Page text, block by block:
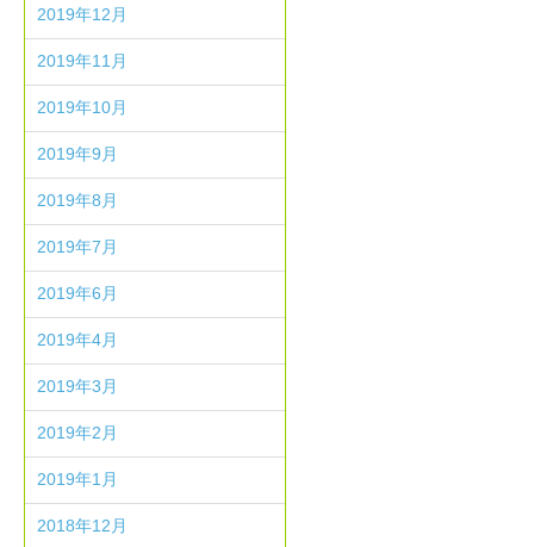
2019年12月
2019年11月
2019年10月
2019年9月
2019年8月
2019年7月
2019年6月
2019年4月
2019年3月
2019年2月
2019年1月
2018年12月